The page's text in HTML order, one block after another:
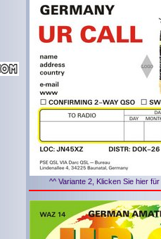
^^ Variante 2, Klicken Sie hier